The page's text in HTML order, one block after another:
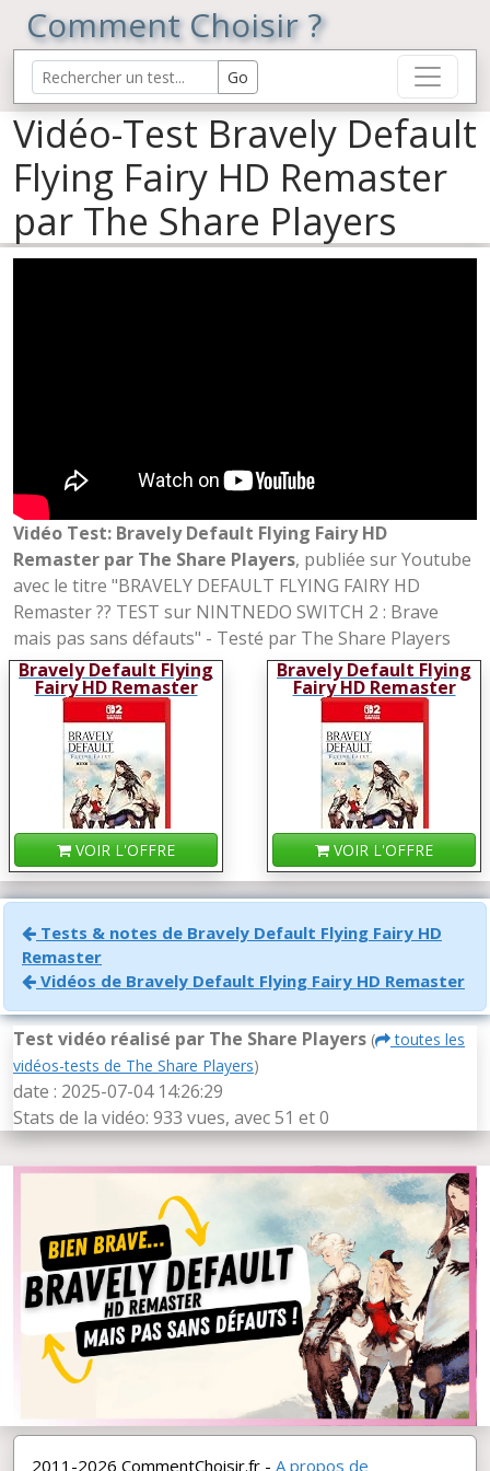
Comment Choisir ?
Vidéo-Test Bravely Default
Flying Fairy HD Remaster
par The Share Players
Vidéo Test: Bravely Default Flying Fairy HD
Remaster par The Share Players, publiée sur Youtube
avec le titre "BRAVELY DEFAULT FLYING FAIRY HD
Remaster ?? TEST sur NINTNEDO SWITCH 2 : Brave
mais pas sans défauts" - Testé par The Share Players
Bravely Default Flying
Fairy HD Remaster
VOIR L'OFFRE
Bravely Default Flying
Fairy HD Remaster
VOIR L'OFFRE
Tests & notes de Bravely Default Flying Fairy HD
Remaster
Vidéos de Bravely Default Flying Fairy HD Remaster
Test vidéo réalisé par The Share Players (
toutes les
vidéos-tests de The Share Players)
date : 2025-07-04 14:26:29
Stats de la vidéo: 933 vues, avec 51 et 0
2011-2026 CommentChoisir.fr - A propos de